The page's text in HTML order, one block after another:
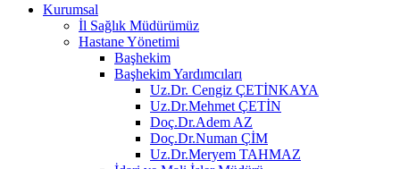
Kurumsal
İl Sağlık Müdürümüz
Hastane Yönetimi
Başhekim
Başhekim Yardımcıları
Uz.Dr. Cengiz ÇETİNKAYA
Uz.Dr.Mehmet ÇETİN
Doç.Dr.Adem AZ
Doç.Dr.Numan ÇİM
Uz.Dr.Meryem TAHMAZ